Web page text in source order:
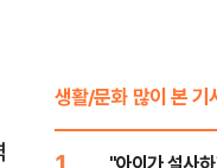
생활/문화 많이 본 기